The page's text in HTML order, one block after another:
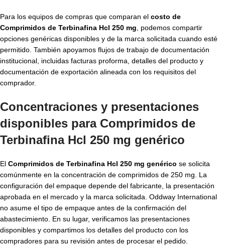
Para los equipos de compras que comparan el costo de
Comprimidos de Terbinafina Hcl 250 mg , podemos compartir
opciones genéricas disponibles y de la marca solicitada cuando esté
permitido. También apoyamos flujos de trabajo de documentación
institucional, incluidas facturas proforma, detalles del producto y
documentación de exportación alineada con los requisitos del
comprador.
Concentraciones y presentaciones
disponibles para Comprimidos de
Terbinafina Hcl 250 mg genérico
El Comprimidos de Terbinafina Hcl 250 mg genérico se solicita
comúnmente en la concentración de comprimidos de 250 mg. La
configuración del empaque depende del fabricante, la presentación
aprobada en el mercado y la marca solicitada. Oddway International
no asume el tipo de empaque antes de la confirmación del
abastecimiento. En su lugar, verificamos las presentaciones
disponibles y compartimos los detalles del producto con los
compradores para su revisión antes de procesar el pedido.